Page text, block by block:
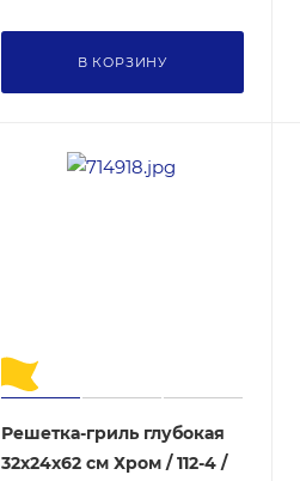
В КОРЗИНУ
Решетка-гриль глубокая
32х24х62 см Хром / 112-4 /